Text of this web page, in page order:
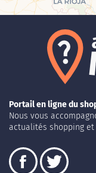
Portail en ligne du
Nous vous
actualités shopping et